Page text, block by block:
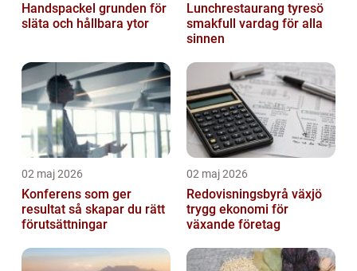
Handspackel grunden för
släta och hållbara ytor
Lunchrestaurang tyresö
smakfull vardag för alla
sinnen
02 maj 2026
Konferens som ger
resultat så skapar du rätt
förutsättningar
02 maj 2026
Redovisningsbyrå växjö
trygg ekonomi för
växande företag